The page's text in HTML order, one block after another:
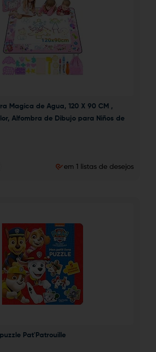
Magica de Agua, 120 X 90 CM ,
Alfombra de Dibujo para Niños de
em 1 listas de desejos
Pat'Patrouille